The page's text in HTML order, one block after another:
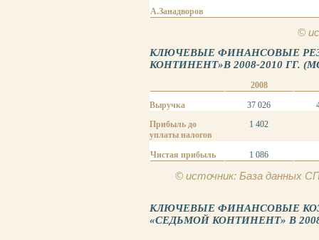
А.Занадворов
©
КЛЮЧЕВЫЕ ФИНАНСОВЫЕ
КОНТИНЕНТ»В 2008-2010 ГГ.
2008
Выручка
37 026
Прибыль до
уплаты налогов
1 402
Чистая прибыль 1 086
© источник: База данных
КЛЮЧЕВЫЕ ФИНАНСОВЫЕ
«СЕДЬМОЙ КОНТИНЕНТ» В